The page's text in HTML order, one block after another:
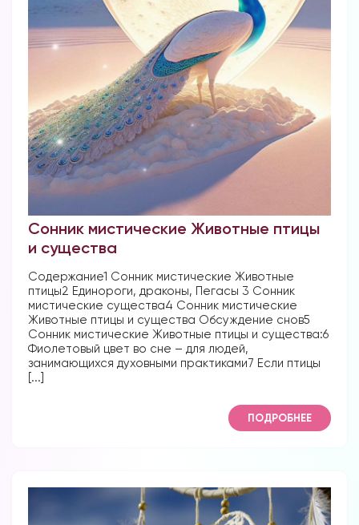
Сонник мистические Животные птицы
и существа
Содержание1 Сонник мистические Животные
птицы2 Единороги, драконы, Пегасы 3 Сонник
мистические существа4 Сонник мистические
Животные птицы и существа Обсуждение снов5
Сонник мистические Животные птицы и существа:6
Фиолетовый цвет во сне – для людей,
занимающихся духовными практиками7 Если птицы
[...]
ПОДРОБНЕЕ